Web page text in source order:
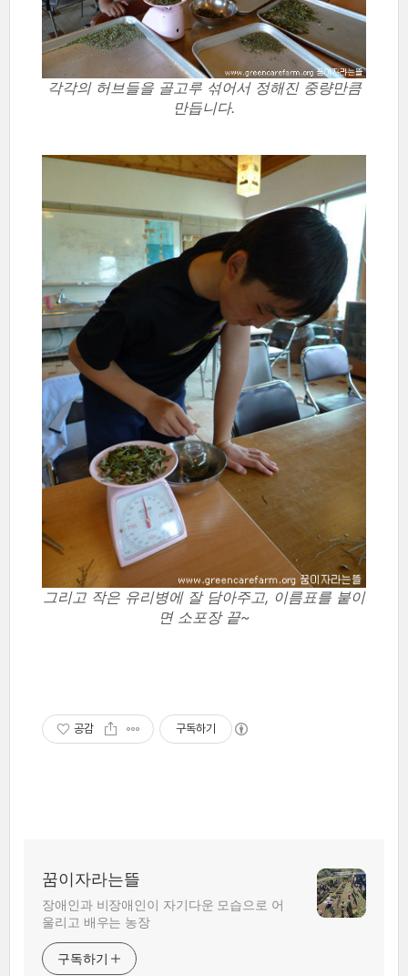
각각의 허브들을 골고루 섞어서 정해진 중량만큼
만듭니다.
그리고 작은 유리병에 잘 담아주고, 이름표를 붙이
면 소포장 끝~
공감 구독하기
꿈이자라는뜰
장애인과 비장애인이 자기다운 모습으로 어
울리고 배우는 농장
구독하기